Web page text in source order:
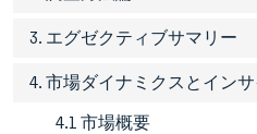
3. エグゼクティブサマリー
4. 市場ダイナミクスとインサ
4.1 市場概要